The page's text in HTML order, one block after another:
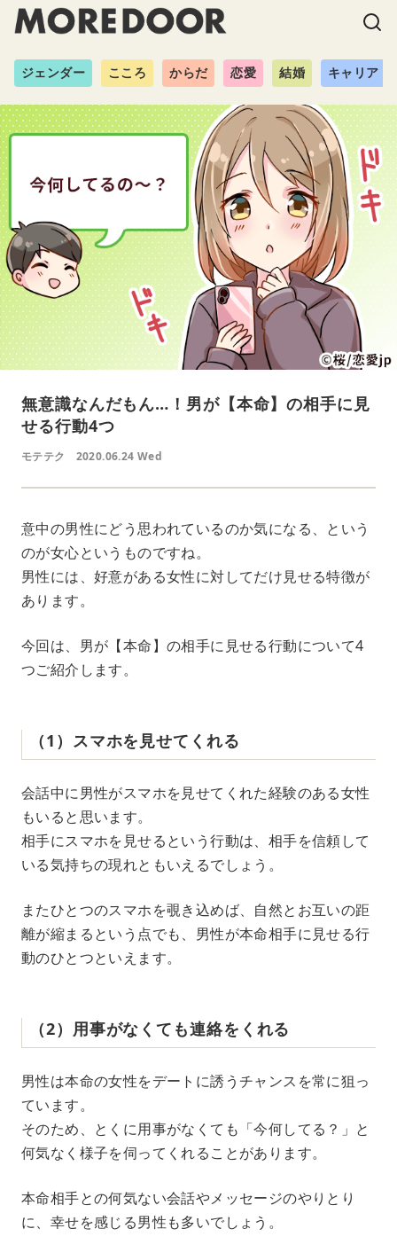
ジェンダー こころ からだ 恋愛 結婚 キャリア
無意識なんだもん…！男が【本命】の相手に見
せる行動4つ
モテテク 2020.06.24 Wed
意中の男性にどう思われているのか気になる、という
のが女心というものですね。
男性には、好意がある女性に対してだけ見せる特徴が
あります。
今回は、男が【本命】の相手に見せる行動について4
つご紹介します。
（1）スマホを見せてくれる
会話中に男性がスマホを見せてくれた経験のある女性
もいると思います。
相手にスマホを見せるという行動は、相手を信頼して
いる気持ちの現れともいえるでしょう。
またひとつのスマホを覗き込めば、自然とお互いの距
離が縮まるという点でも、男性が本命相手に見せる行
動のひとつといえます。
（2）用事がなくても連絡をくれる
男性は本命の女性をデートに誘うチャンスを常に狙っ
ています。
そのため、とくに用事がなくても「今何してる？」と
何気なく様子を伺ってくれることがあります。
本命相手との何気ない会話やメッセージのやりとり
に、幸せを感じる男性も多いでしょう。